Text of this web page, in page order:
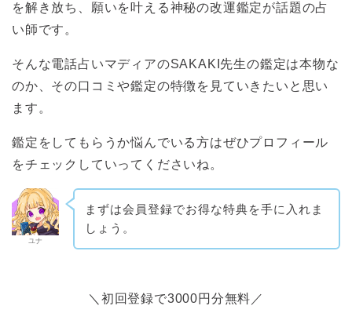
を解き放ち、願いを叶える神秘の改運鑑定が話題の占
い師です。
そんな電話占いマディアのSAKAKI先生の鑑定は本物な
のか、その口コミや鑑定の特徴を見ていきたいと思い
ます。
鑑定をしてもらうか悩んでいる方はぜひプロフィール
をチェックしていってくださいね。
ユナ
まずは会員登録でお得な特典を手に入れま
しょう。
＼初回登録で3000円分無料／